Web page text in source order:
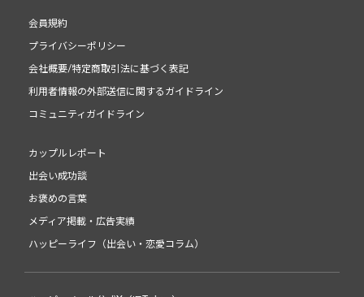
会員規約
プライバシーポリシー
会社概要/特定商取引法に基づく表記
利用者情報の外部送信に関するガイドライン
コミュニティガイドライン
カップルレポート
出会い成功談
お褒めの言葉
メディア掲載・広告実績
ハッピーライフ（出会い・恋愛コラム）